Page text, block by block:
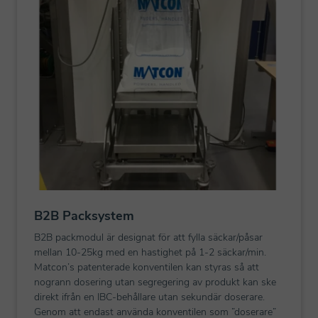
B2B Packsystem
B2B packmodul är designat för att fylla säckar/påsar
mellan 10-25kg med en hastighet på 1-2 säckar/min.
Matcon’s patenterade konventilen kan styras så att
nogrann dosering utan segregering av produkt kan ske
direkt ifrån en IBC-behållare utan sekundär doserare.
Genom att endast använda konventilen som ”doserare”